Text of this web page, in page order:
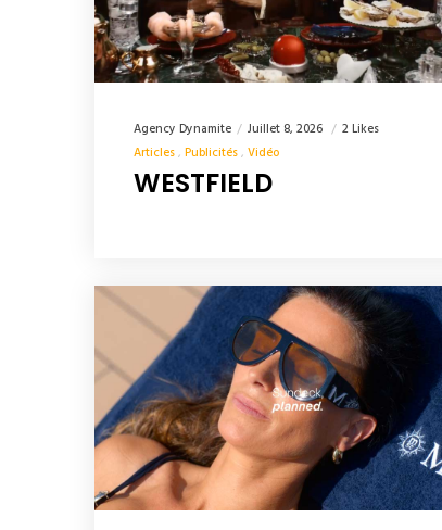
Agency Dynamite Juillet 8, 2026
2 Likes
Articles Publicités Vidéo
WESTFIELD